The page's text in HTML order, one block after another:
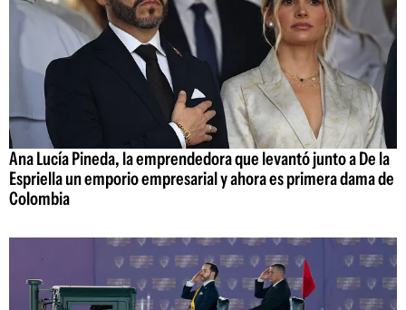
Ana Lucía Pineda, la emprendedora que levantó junto a De la
Espriella un emporio empresarial y ahora es primera dama de
Colombia